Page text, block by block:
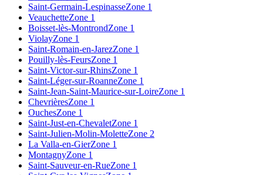
Saint-Germain-LespinasseZone 1
VeauchetteZone 1
Boisset-lès-MontrondZone 1
ViolayZone 1
Saint-Romain-en-JarezZone 1
Pouilly-lès-FeursZone 1
Saint-Victor-sur-RhinsZone 1
Saint-Léger-sur-RoanneZone 1
Saint-Jean-Saint-Maurice-sur-LoireZone 1
ChevrièresZone 1
OuchesZone 1
Saint-Just-en-ChevaletZone 1
Saint-Julien-Molin-MoletteZone 2
La Valla-en-GierZone 1
MontagnyZone 1
Saint-Sauveur-en-RueZone 1